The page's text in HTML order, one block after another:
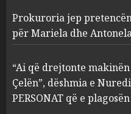
4
Prokuroria jep
për Mariela dhe
“Ai që drejtonte
Çelën”, dëshmia e
PERSONAT që e